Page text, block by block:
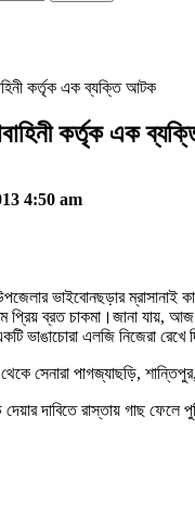
কর্তৃক এক ব্যক্তি আটক
কর্তৃক এক
4:50 am
ভাইবোনছড়ার ম্রাসানাই
প্রিয় ব্রত চাকমা। জানা যায়, আজ
একটি ভাঙাচোরা এলজি নিজেরা
সেনারা পাগজ্যাছড়ি,
দাবিতে রাস্তায় গাছ ফেলে